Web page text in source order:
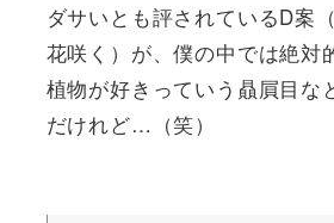
ダサいとも評されているD案
花咲く）が、僕の中では絶対
植物が好きっていう贔屓目な
だけれど…（笑）